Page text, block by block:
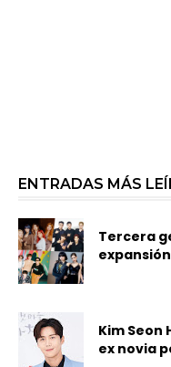
ENTRADAS MÁS
Tercera
Kim Seon
ex novia